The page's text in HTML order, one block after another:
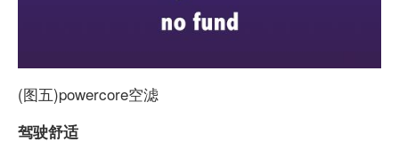
(图五)powercore空滤
驾驶舒适